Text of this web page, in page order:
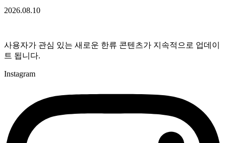
2026.08.10
사용자가 관심 있는 새로운 한류 콘텐츠가 지속적으로 업데이
트 됩니다.
Instagram